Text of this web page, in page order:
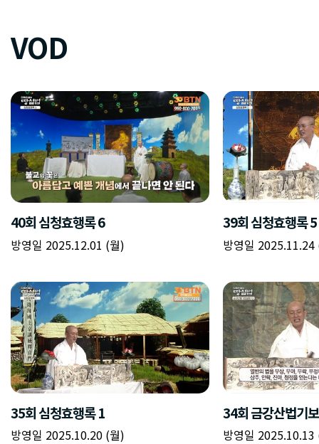
VOD
40회 심청효행록 6
방영일 2025.12.01 (월)
39회 심청효행록 5
방영일 2025.11.24
35회 심청효행록 1
방영일 2025.10.20 (월)
34회 금강산법기
방영일 2025.10.13